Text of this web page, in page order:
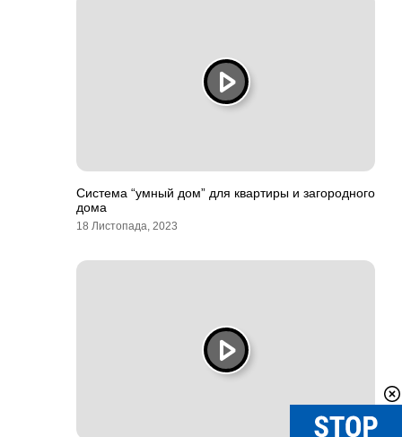
Система “умный дом” для квартиры и загородного
дома
18 Листопада, 2023